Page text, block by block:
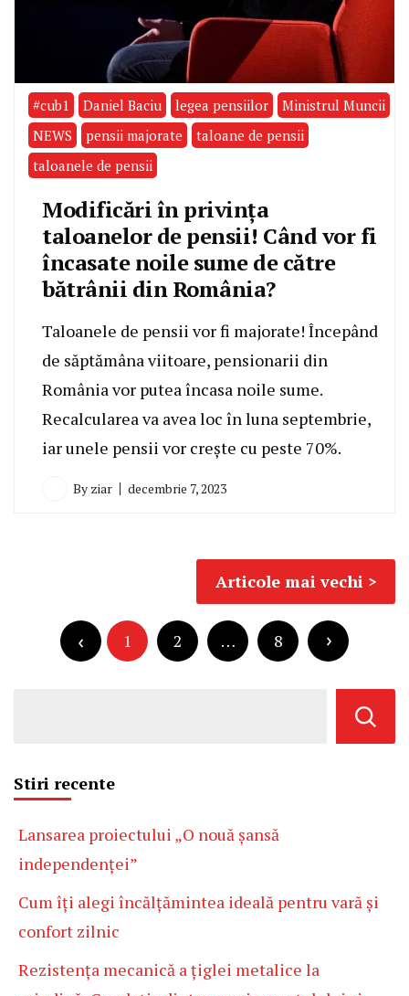
#cub1 Daniel Baciu legea pensiilor
Ministrul Muncii
NEWS
pensii majorate
taloane de pensii
taloanele de pensii
Modificări în privința
taloanelor de pensii! Când vor fi
încasate noile sume de către
bătrânii din România?
Taloanele de pensii vor fi majorate! Începând
de săptămâna viitoare, pensionarii din
România vor putea încasa noile sume.
Recalcularea va avea loc în luna septembrie,
iar unele pensii vor crește cu peste 70%.
By ziar decembrie 7, 2023
articole
Articole mai vechi
articole
1 2 … 8
Stiri recente
Lansarea proiectului „O nouă șansă
independenței”
Cum îți alegi încălțămintea ideală pentru vară și
confort zilnic
Rezistența mecanică a țiglei metalice la